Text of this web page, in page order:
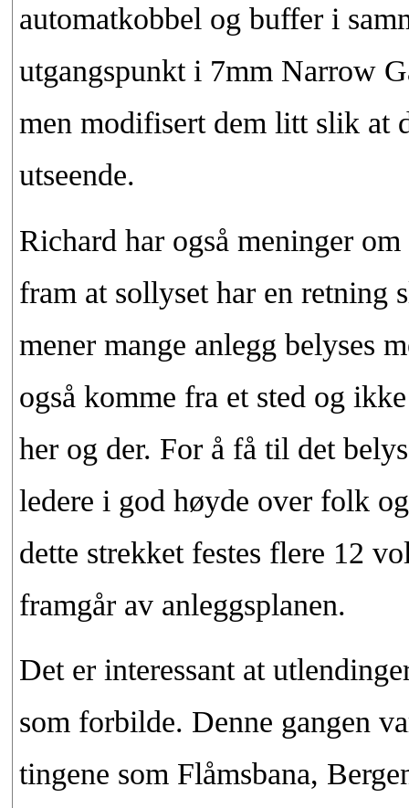
automatkobbel og buffer i
utgangspunkt i 7mm Narrow
men modifisert dem litt slik at
utseende.
Richard har også meninger
fram at sollyset har en retning
mener mange anlegg belyses
også komme fra et sted og
her og der. For å få til det
ledere i god høyde over folk
dette strekket festes flere 12
framgår av anleggsplanen.
Det er interessant at
som forbilde. Denne gangen
tingene som Flåmsbana,